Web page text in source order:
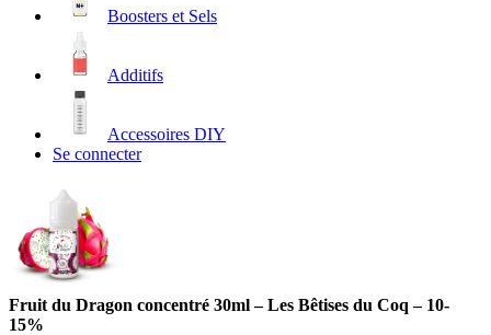
Boosters et Sels
Additifs
Accessoires DIY
Se connecter
Fruit du Dragon concentré 30ml – Les Bêtises du Coq – 10-
15%